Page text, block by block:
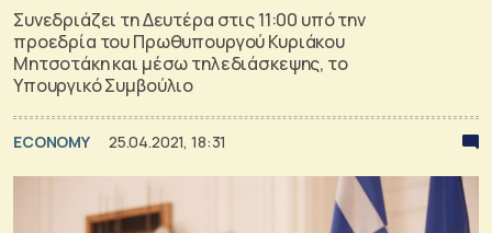
Συνεδριάζει τη Δευτέρα στις 11:00 υπό την
προεδρία του Πρωθυπουργού Κυριάκου
Μητσοτάκη και μέσω τηλεδιάσκεψης, το
Υπουργικό Συμβούλιο
ECONOMY 25.04.2021, 18:31